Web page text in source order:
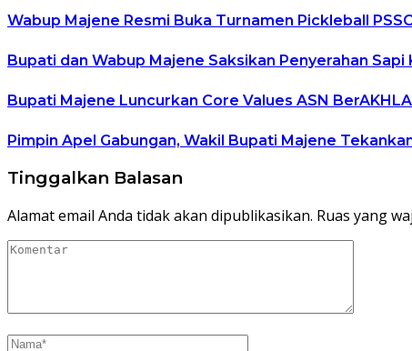
Wabup Majene Resmi Buka Turnamen Pickleball
Bupati dan Wabup Majene Saksikan Penyerahan Sapi
Bupati Majene Luncurkan Core Values ASN
Pimpin Apel Gabungan, Wakil Bupati Majene
Tinggalkan Balasan
Alamat email Anda tidak akan dipublikasikan. Ruas yang